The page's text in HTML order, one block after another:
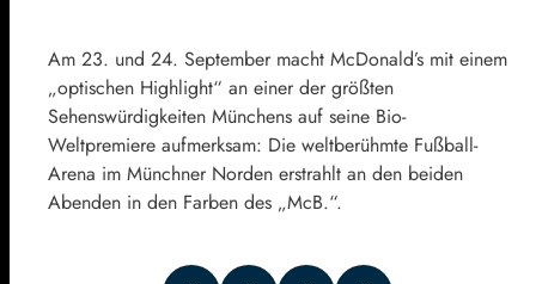
Am 23. und 24. September macht McDonald’s mit einem
„optischen Highlight“ an einer der größten
Sehenswürdigkeiten Münchens auf seine Bio-
Weltpremiere aufmerksam: Die weltberühmte Fußball-
Arena im Münchner Norden erstrahlt an den beiden
Abenden in den Farben des „McB.“.